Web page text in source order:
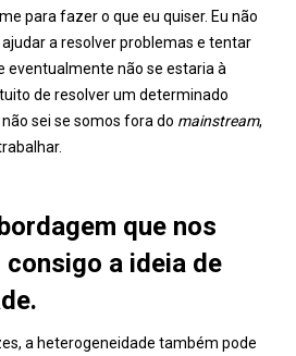
para fazer o que eu quiser. Eu não
a resolver problemas e tentar
eventualmente não se estaria à
de resolver um determinado
sei se somos fora do mainstream,
que nos
a ideia de
a heterogeneidade também pode